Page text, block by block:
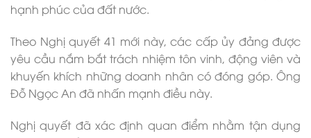
hạnh phúc của đất nước.
Theo Nghị quyết 41 mới này, các cấp ủy đảng được
yêu cầu nắm bắt trách nhiệm tôn vinh, động viên và
khuyến khích những doanh nhân có đóng góp. Ông
Đỗ Ngọc An đã nhấn mạnh điều này.
Nghị quyết đã xác định quan điểm nhằm tận dụng